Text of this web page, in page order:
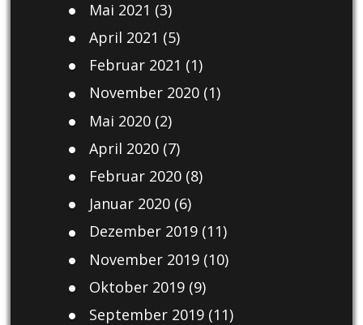
Mai 2021 (3)
April 2021 (5)
Februar 2021 (1)
November 2020(1)
Mai 2020(2)
April 2020(7)
Februar 2020(8)
Januar 2020(6)
Dezember 2019(11)
November 2019(10)
Oktober 2019(9)
September 2019(11)